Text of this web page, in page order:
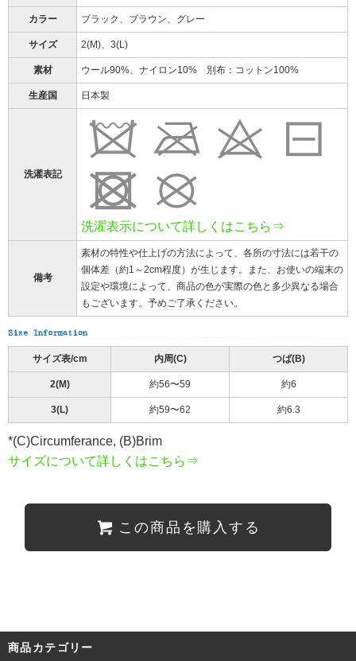
カラー ブラック、ブラウン、グレー
サイズ 2(M)、3(L)
素材 ウール90%、ナイロン10% 別布：コットン100%
生産国 日本製
洗濯表記
洗濯表示について詳しくはこちら⇒
備考
素材の特性や仕上げの方法によって、各所の寸法には若干の
個体差（約1～2cm程度）が生じます。また、お使いの端末の
設定や環境によって、商品の色が実際の色と多少異なる場合
もございます。予めご了承ください。
サイズ表/cm 内周(C) つば(B)
2(M) 約56〜59 約6
3(L) 約59〜62 約6.3
*(C)Circumferance, (B)Brim
サイズについて詳しくはこちら⇒
この商品を購入する
商品カテゴリー